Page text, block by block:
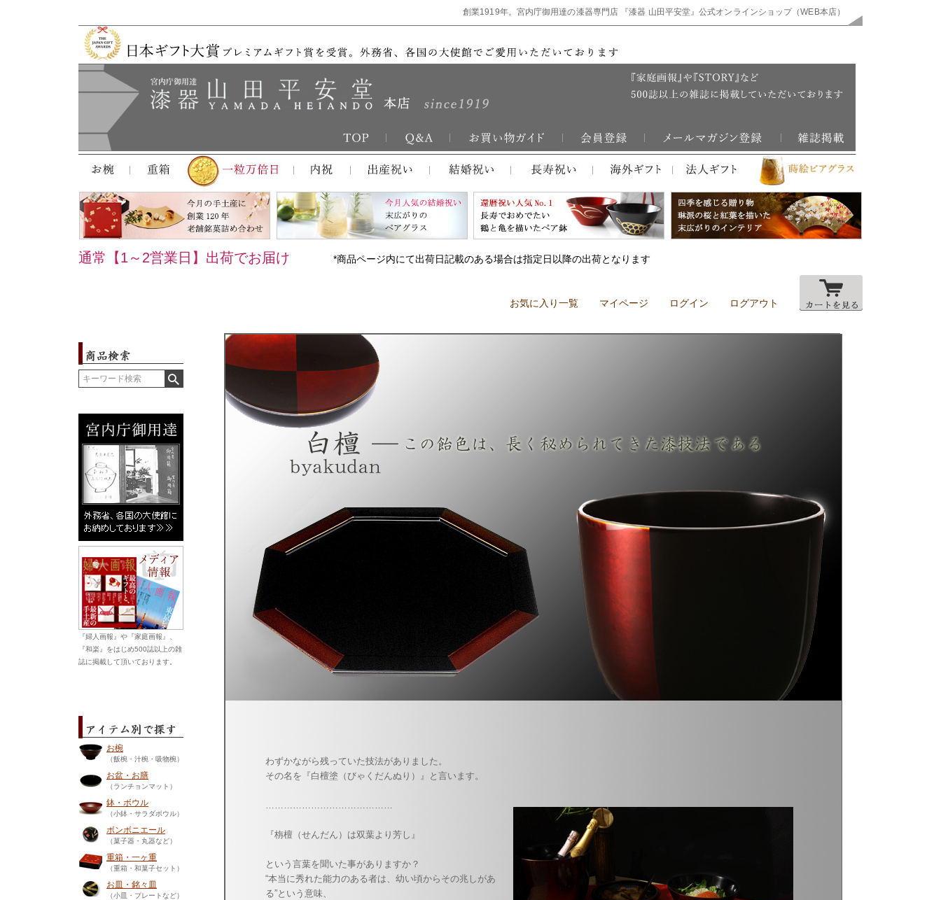
創業1919年。宮内庁御用達の漆器専門店 『漆器 山田平安堂』公式オンラインショップ（WEB本店）
通常【1～2営業日】出荷でお届け *商品ページ内にて出荷日記載のある場合は指定日以降の出荷となります
お気に入り一覧 マイページ ログイン ログアウト
『婦人画報』や『家庭画報』、
『和楽』をはじめ500誌以上の雑
誌に掲載して頂いております。
お椀
（飯椀・汁椀・吸物椀）
お盆・お膳
（ランチョンマット）
鉢・ボウル
（小鉢・サラダボウル）
ボンボニエール
（菓子器・丸器など）
重箱・一ヶ重
（重箱・和菓子セット）
お皿・銘々皿
（小皿・プレートなど）
わずかながら残っていた技法がありました。
その名を『白檀塗（びゃくだんぬり）』と言います。
……………………………………
『栴檀（せんだん）は双葉より芳し』
という言葉を聞いた事がありますか？
“本当に秀れた能力のある者は、幼い頃からその兆しがあ
る”という意味、